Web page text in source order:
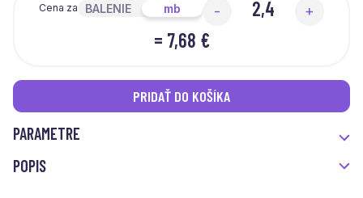
Cena za BALENIE mb - +
= 7,68 €
PRIDAŤ DO KOŠÍKA
PARAMETRE
POPIS